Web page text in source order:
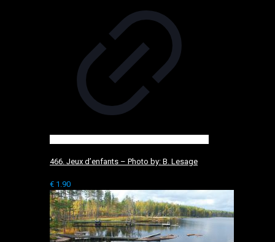
466. Jeux d’enfants – Photo by: B. Lesage
€ 1.90